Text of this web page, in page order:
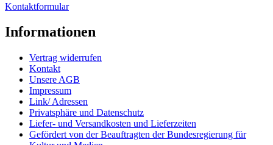
Kontaktformular
Informationen
Vertrag widerrufen
Kontakt
Unsere AGB
Impressum
Link/ Adressen
Privatsphäre und Datenschutz
Liefer- und Versandkosten und Lieferzeiten
Gefördert von der Beauftragten der Bundesregierung für